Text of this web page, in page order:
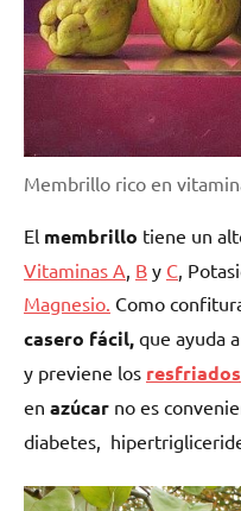
Membrillo rico en
El membrillo tiene un
Vitaminas A B y C ,
Magnesio. Como
casero fácil, que ayuda
y previene los resfriados
en azúcar no es
diabetes,